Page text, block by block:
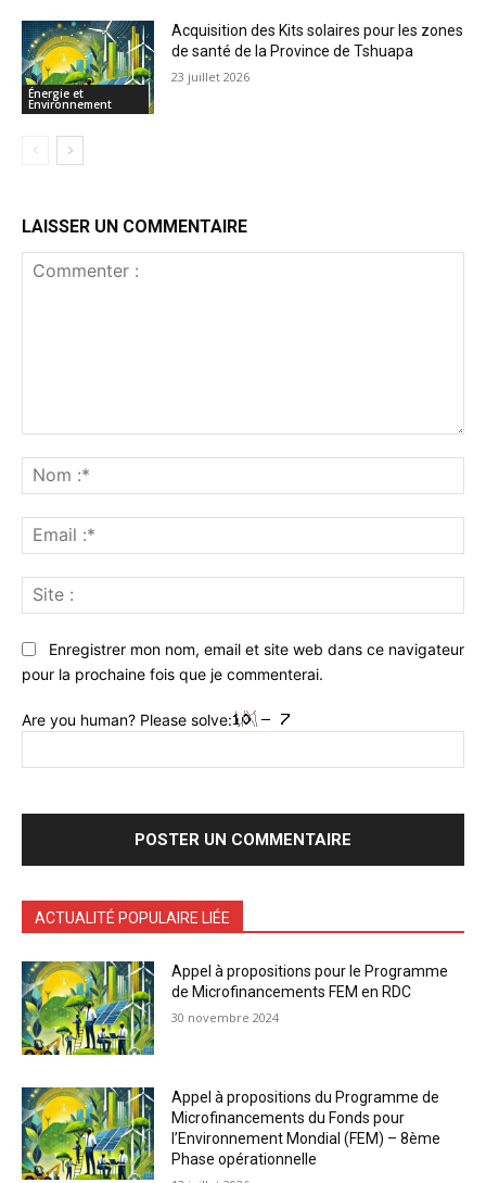
Énergie et
Environnement
Acquisition des Kits solaires pour les zones
de santé de la Province de Tshuapa
23 juillet 2026
LAISSER UN COMMENTAIRE
:*
:*
:
Enregistrer mon nom, email et site web dans ce navigateur
pour la prochaine fois que je commenterai.
Are you human? Please solve:
ACTUALITÉ POPULAIRE LIÉE
Appel à propositions pour le Programme
de Microfinancements FEM en RDC
30 novembre 2024
Appel à propositions du Programme de
Microfinancements du Fonds pour
l’Environnement Mondial (FEM) – 8ème
Phase opérationnelle